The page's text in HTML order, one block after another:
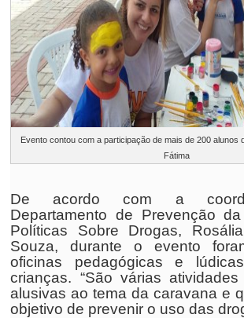
Evento contou com a participação de mais de 200 alunos
Fátima
De acordo com a
Departamento de Prevenção
Políticas Sobre Drogas,
Souza, durante o evento
oficinas pedagógicas e
crianças. “São várias atividades
alusivas ao tema da caravana e
objetivo de prevenir o uso das